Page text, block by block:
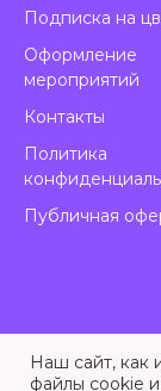
Подписка на
Оформление
мероприятий
Контакты
Политика
Публичная
Наш сайт, как
файлы cookie